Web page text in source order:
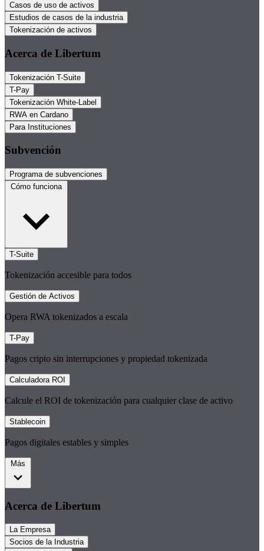
Casos de uso de activos
Estudios de casos de la industria
Tokenización de activos
Acerca de Libertum
Tokenización T-Suite
T-Pay
Tokenización White-Label
RWA en Cardano
Para Instituciones
Subvención
Programa de subvenciones
Cómo funciona
T-Suite
Tokenización accesible para todos
Gestión de Activos
Opera RWA tokenizados a escala
T-Pay
Pagos cripto sin interrupciones y propiedad tokenizada
Calculadora ROI
Calcule el ROI de tokenización para cualquier clase de activo
Stablecoin
Pagos digitales estables y simples
Más
Acerca de Libertum
La Empresa
Socios de la Industria